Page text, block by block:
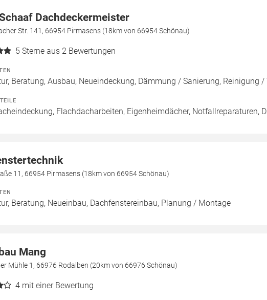
Dachdeckermeister
Str. 141, 66954 Pirmasens (18km von 66954 Schönau)
5 Sterne aus 2 Bewertungen
Beratung, Ausbau, Neueindeckung, Dämmung / Sanierung, Reinigung /
Flachdacharbeiten, Eigenheimdächer, Notfallreparaturen,
11, 66954 Pirmasens (18km von 66954 Schönau)
Beratung, Neueinbau, Dachfenstereinbau, Planung / Montage
Mang
Mühle 1, 66976 Rodalben (20km von 66976 Schönau)
4 mit einer Bewertung